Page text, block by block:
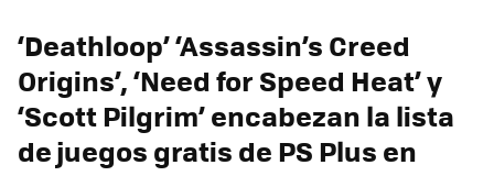
‘Deathloop’ ‘Assassin’s Creed
Origins’, ‘Need for Speed Heat’ y
‘Scott Pilgrim’ encabezan la lista
de juegos gratis de PS Plus en